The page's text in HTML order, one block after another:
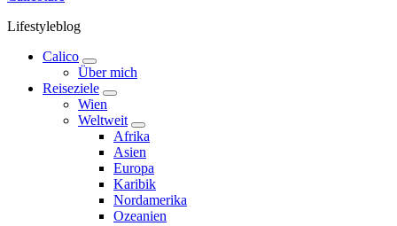
Lifestyleblog
Calico
expand
child
menu
Über mich
Reiseziele
expand
menu
Wien
Weltweit
expand
child
menu
Afrika
Asien
Europa
Karibik
Nordamerika
Ozeanien